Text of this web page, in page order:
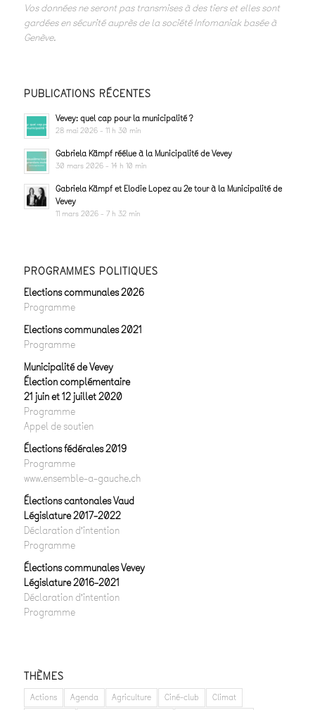
Vos données ne seront pas transmises à des tiers et elles sont
gardées en sécurité auprès de la société Infomaniak basée à
Genève.
PUBLICATIONS RÉCENTES
Vevey: quel cap pour la municipalité ?
28 mai 2026 - 11 h 30 min
Gabriela Kämpf réélue à la Municipalité de Vevey
30 mars 2026 - 14 h 10 min
Gabriela Kämpf et Elodie Lopez au 2e tour à la Municipalité de
Vevey
11 mars 2026 - 7 h 32 min
PROGRAMMES POLITIQUES
Elections communales 2026
Programme
Elections communales 2021
Programme
Municipalité de Vevey
Élection complémentaire
21 juin et 12 juillet 2020
Programme
Appel de soutien
Élections fédérales 2019
Programme
www.ensemble-a-gauche.ch
Élections cantonales Vaud
Législature 2017-2022
Déclaration d’intention
Programme
Élections communales Vevey
Législature 2016-2021
Déclaration d’intention
Programme
THÈMES
Actions Agenda Agriculture Ciné-club
Climat